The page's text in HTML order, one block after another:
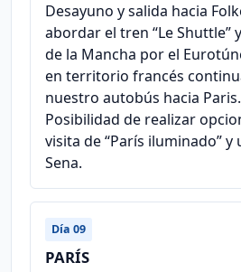
Desayuno y salida hacia
abordar el tren “Le Shuttle”
de la Mancha por el
en territorio francés
nuestro autobús hacia
Posibilidad de realizar
visita de “París iluminado”
Sena.
Día 09
PARÍS